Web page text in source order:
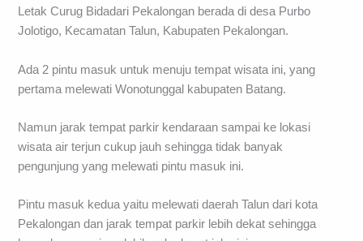
Letak Curug Bidadari Pekalongan berada di desa Purbo
Jolotigo, Kecamatan Talun, Kabupaten Pekalongan.
Ada 2 pintu masuk untuk menuju tempat wisata ini, yang
pertama melewati Wonotunggal kabupaten Batang.
Namun jarak tempat parkir kendaraan sampai ke lokasi
wisata air terjun cukup jauh sehingga tidak banyak
pengunjung yang melewati pintu masuk ini.
Pintu masuk kedua yaitu melewati daerah Talun dari kota
Pekalongan dan jarak tempat parkir lebih dekat sehingga